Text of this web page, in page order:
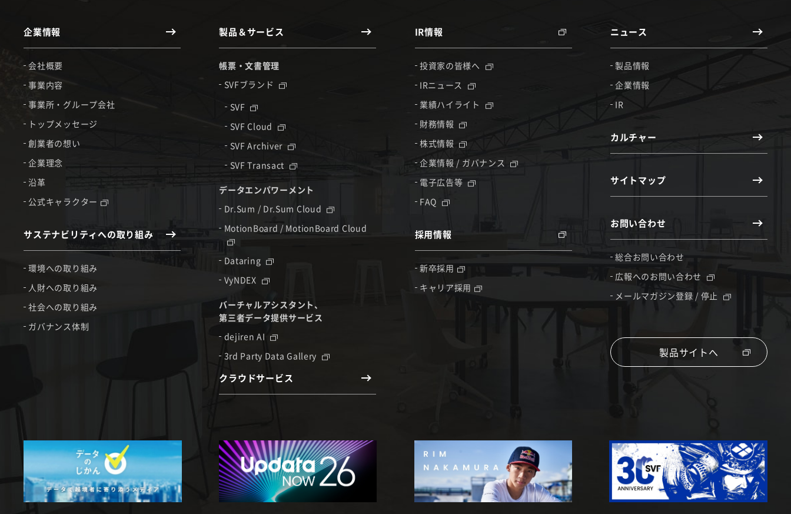
企業情報
会社概要
事業内容
事業所・グループ会社
トップメッセージ
創業者の想い
企業理念
沿革
公式キャラクター
サステナビリティへの取り組み
環境への取り組み
人財への取り組み
社会への取り組み
ガバナンス体制
製品＆サービス
帳票・文書管理
SVFブランド
SVF
SVF Cloud
SVF Archiver
SVF Transact
データエンパワーメント
Dr.Sum / Dr.Sum Cloud
MotionBoard / MotionBoard Cloud
Dataring
VyNDEX
バーチャルアシスタント、
第三者データ提供サービス
dejiren AI
3rd Party Data Gallery
クラウドサービス
IR情報
投資家の皆様へ
IRニュース
業績ハイライト
財務情報
株式情報
企業情報 / ガバナンス
電子広告等
FAQ
採用情報
新卒採用
キャリア採用
ニュース
製品情報
企業情報
IR
カルチャー
サイトマップ
お問い合わせ
総合お問い合わせ
広報へのお問い合わせ
メールマガジン登録 / 停止
製品サイトへ